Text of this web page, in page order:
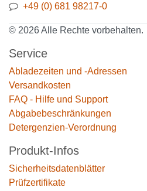
+49 (0) 681 98217-0
© 2026 Alle Rechte vorbehalten.
Service
Abladezeiten und -Adressen
Versandkosten
FAQ - Hilfe und Support
Abgabebeschränkungen
Detergenzien-Verordnung
Produkt-Infos
Sicherheitsdatenblätter
Prüfzertifikate